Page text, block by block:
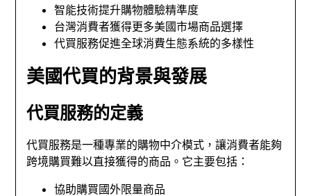
智能技術提升購物體驗精準度
台灣消費者獲得更多美國市場商品選擇
代買服務促進全球消費生態系統的多樣性
美國代買的背景與發展
代買服務的定義
代買服務是一種專業的購物中介模式，讓消費者能夠
跨境購買難以直接獲得的商品。它主要包括：
協助購買國外限量商品